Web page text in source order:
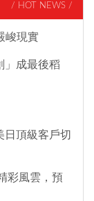
/ HOT NEWS /
峻現實
」成最後稻
日頂級客戶切
彩風雲，預